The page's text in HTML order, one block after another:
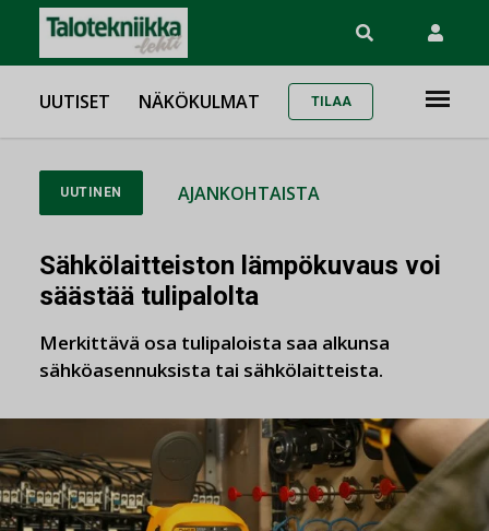
UUTISET NÄKÖKULMAT TILAA
UUTINEN AJANKOHTAISTA
Sähkölaitteiston lämpökuvaus voi
säästää tulipalolta
Merkittävä osa tulipaloista saa alkunsa
sähköasennuksista tai sähkölaitteista.